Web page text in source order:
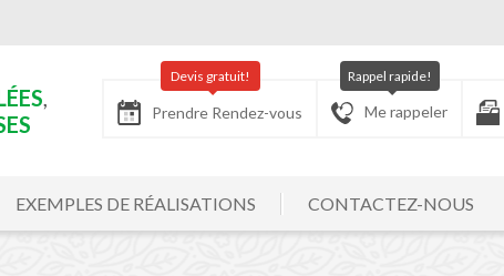
,
Prendre Rendez-vous
Devis gratuit!
Me rappeler
Rappel rapide!
EXEMPLES DE RÉALISATIONS CONTACTEZ-NOUS